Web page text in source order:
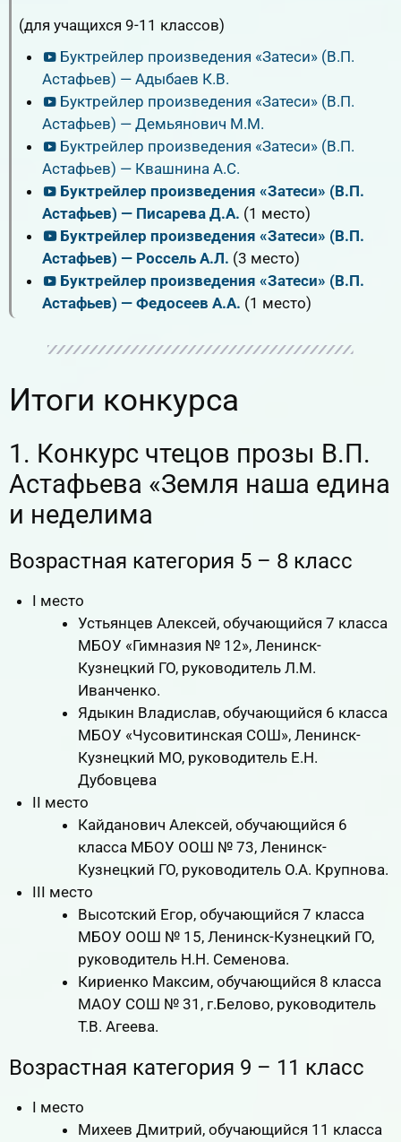
(для учащихся 9-11 классов)
Буктрейлер произведения «Затеси» (В.П.
Астафьев) — Адыбаев К.В.
Буктрейлер произведения «Затеси» (В.П.
Астафьев) — Демьянович М.М.
Буктрейлер произведения «Затеси» (В.П.
Астафьев) — Квашнина А.С.
Буктрейлер произведения «Затеси» (В.П.
Астафьев) — Писарева Д.А. (1 место)
Буктрейлер произведения «Затеси» (В.П.
Астафьев) — Россель А.Л. (3 место)
Буктрейлер произведения «Затеси» (В.П.
Астафьев) — Федосеев А.А. (1 место)
Итоги конкурса
1. Конкурс чтецов прозы В.П.
Астафьева «Земля наша едина
и неделима
Возрастная категория 5 – 8 класс
I место
Устьянцев Алексей, обучающийся 7 класса
МБОУ «Гимназия № 12», Ленинск-
Кузнецкий ГО, руководитель Л.М.
Иванченко.
Ядыкин Владислав, обучающийся 6 класса
МБОУ «Чусовитинская СОШ», Ленинск-
Кузнецкий МО, руководитель Е.Н.
Дубовцева
II место
Кайданович Алексей, обучающийся 6
класса МБОУ ООШ № 73, Ленинск-
Кузнецкий ГО, руководитель О.А. Крупнова.
III место
Высотский Егор, обучающийся 7 класса
МБОУ ООШ № 15, Ленинск-Кузнецкий ГО,
руководитель Н.Н. Семенова.
Кириенко Максим, обучающийся 8 класса
МАОУ СОШ № 31, г.Белово, руководитель
Т.В. Агеева.
Возрастная категория 9 – 11 класс
I место
Михеев Дмитрий, обучающийся 11 класса